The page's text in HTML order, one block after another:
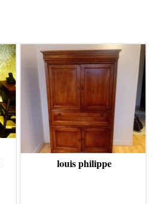
louis philippe